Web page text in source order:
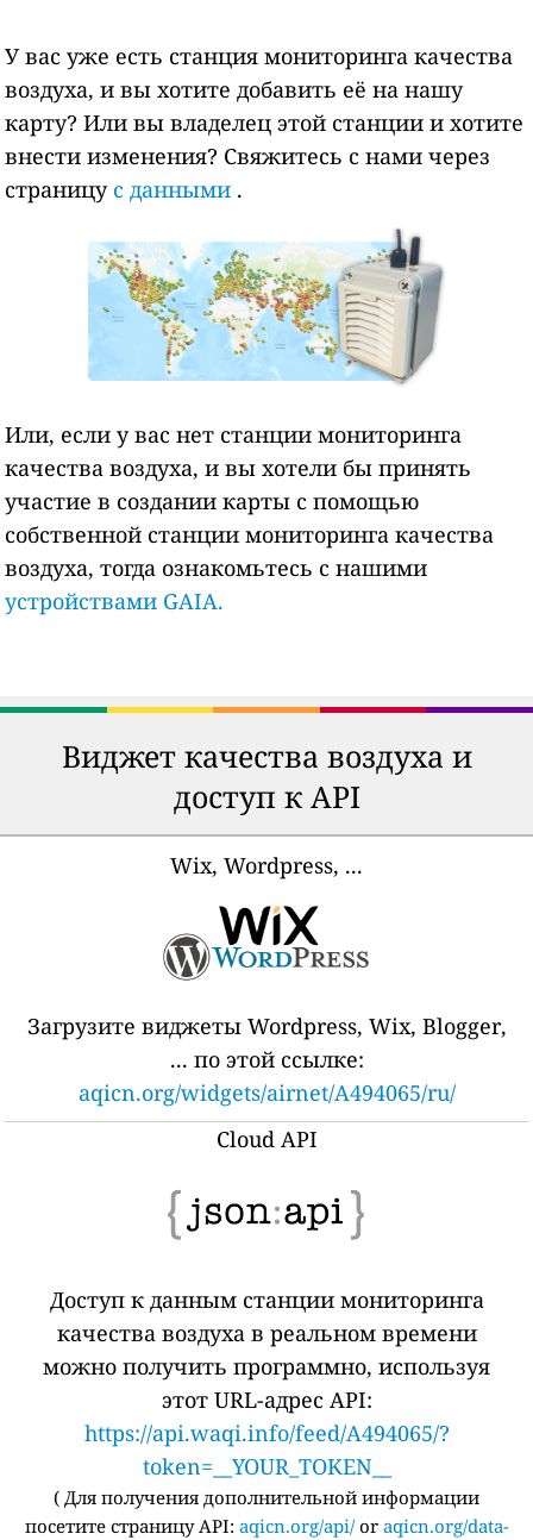
У вас уже есть станция мониторинга качества
воздуха, и вы хотите добавить её на нашу
карту? Или вы владелец этой станции и хотите
внести изменения? Свяжитесь с нами через
страницу с данными .
Или, если у вас нет станции мониторинга
качества воздуха, и вы хотели бы принять
участие в создании карты с помощью
собственной станции мониторинга качества
воздуха, тогда ознакомьтесь с нашими
устройствами GAIA.
Виджет качества воздуха и
доступ к API
Wix, Wordpress, ...
Загрузите виджеты Wordpress, Wix, Blogger,
... по этой ссылке:
aqicn.org/widgets/airnet/A494065/ru/
Cloud API
Доступ к данным станции мониторинга
качества воздуха в реальном времени
можно получить программно, используя
этот URL-адрес API:
https://api.waqi.info/feed/A494065/?
token=__YOUR_TOKEN__
( Для получения дополнительной информации
посетите страницу API: aqicn.org/api/or aqicn.org/data-